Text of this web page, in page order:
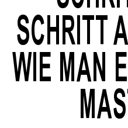
SCHRITT
WIE MAN